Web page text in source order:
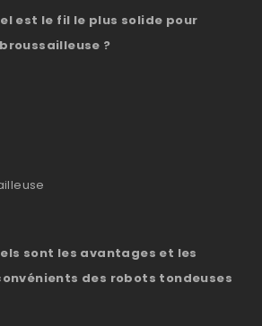
est le fil le plus solide pour
?
sont les avantages et les
des robots tondeuses